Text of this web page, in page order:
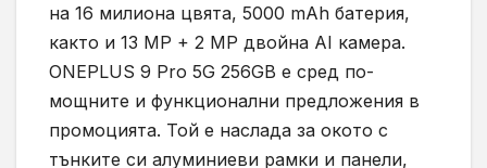
на 16 милиона цвята, 5000 mAh батерия,
както и 13 MP + 2 MP двойна AI камера.
ONEPLUS 9 Pro 5G 256GB е сред по-
мощните и функционални предложения в
промоцията. Той е наслада за окото с
тънките си алуминиеви рамки и панели,